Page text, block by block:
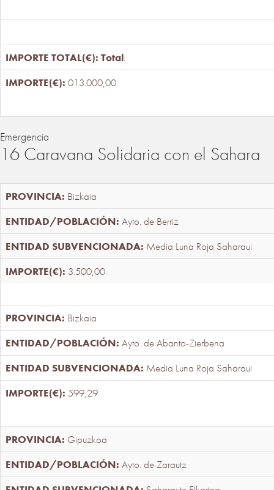
Total:
013.000,00
Emergencia
16 Caravana Solidaria con el Sahara
Bizkaia
Ayto. de Berriz
Media Luna Roja Saharaui
3.500,00
Bizkaia
Ayto. de Abanto-Zierbena
Media Luna Roja Saharaui
599,29
Gipuzkoa
Ayto. de Zarautz